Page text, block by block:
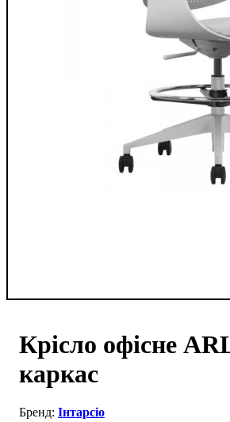
Крісло офісне
каркас
Інтарсіо